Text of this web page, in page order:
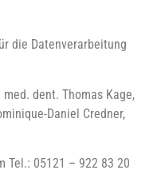
die Datenverarbeitung
med. dent. Thomas Kage,
Daniel Credner,
Tel.: 05121 – 922 83 20